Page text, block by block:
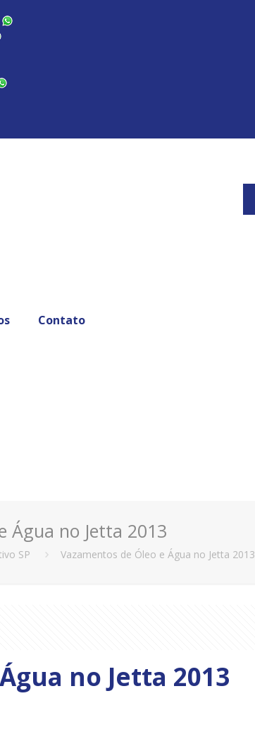
Contato
Água no Jetta 2013
SP Vazamentos de Óleo e Água no Jetta 2013
no Jetta 2013